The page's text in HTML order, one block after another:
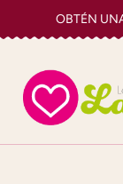
al
contenido
OBTÉN